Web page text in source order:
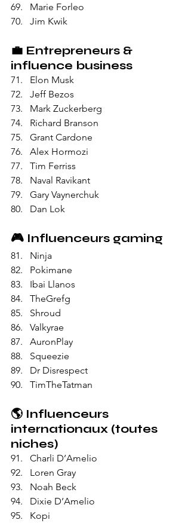
Marie Forleo
Jim Kwik
💼 Entrepreneurs &
influence business
Elon Musk
Jeff Bezos
Mark Zuckerberg
Richard Branson
Grant Cardone
Alex Hormozi
Tim Ferriss
Naval Ravikant
Gary Vaynerchuk
Dan Lok
🎮 Influenceurs gaming
Ninja
Pokimane
Ibai Llanos
TheGrefg
Shroud
Valkyrae
AuronPlay
Squeezie
Dr Disrespect
TimTheTatman
🌎 Influenceurs
internationaux (toutes
niches)
Charli D’Amelio
Loren Gray
Noah Beck
Dixie D’Amelio
Kopi